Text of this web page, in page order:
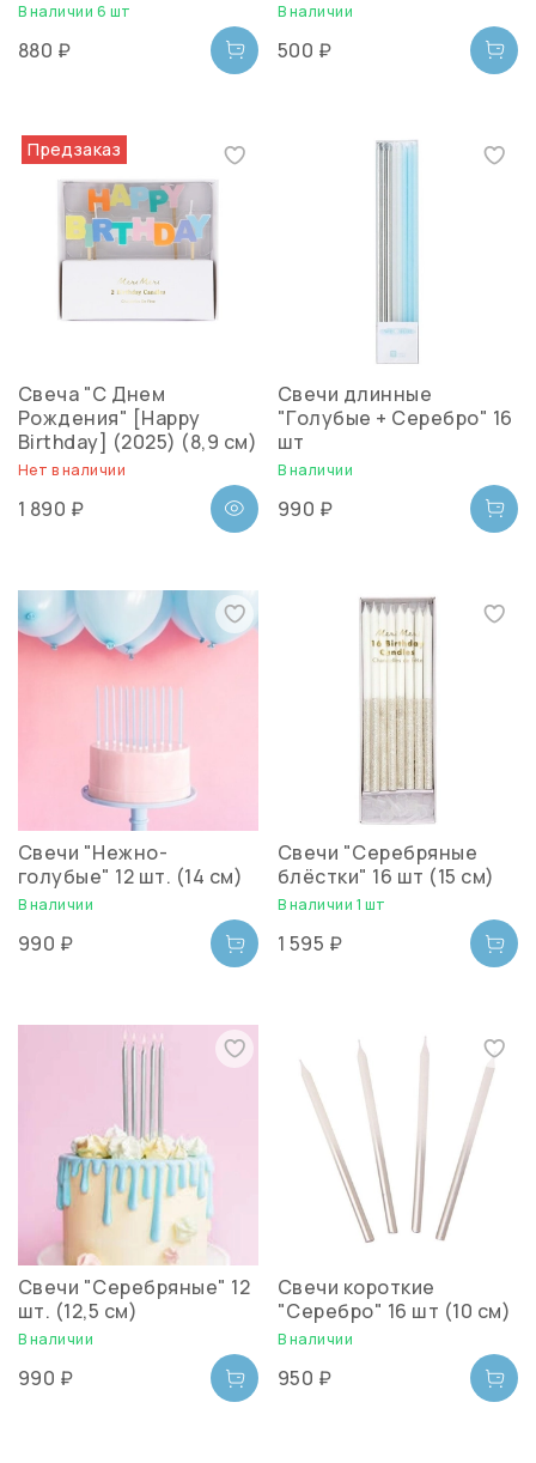
В наличии 6 шт
880 ₽
В наличии
500 ₽
Предзаказ
Свеча "С Днем
Рождения" [Happy
Birthday] (2025) (8,9 см)
Нет в наличии
1 890 ₽
Свечи длинные
"Голубые + Серебро" 16
шт
В наличии
990 ₽
Свечи "Нежно-
голубые" 12 шт. (14 см)
В наличии
990 ₽
Свечи "Серебряные
блёстки" 16 шт (15 см)
В наличии 1 шт
1 595 ₽
Свечи "Серебряные" 12
шт. (12,5 см)
В наличии
990 ₽
Свечи короткие
"Серебро" 16 шт (10 см)
В наличии
950 ₽